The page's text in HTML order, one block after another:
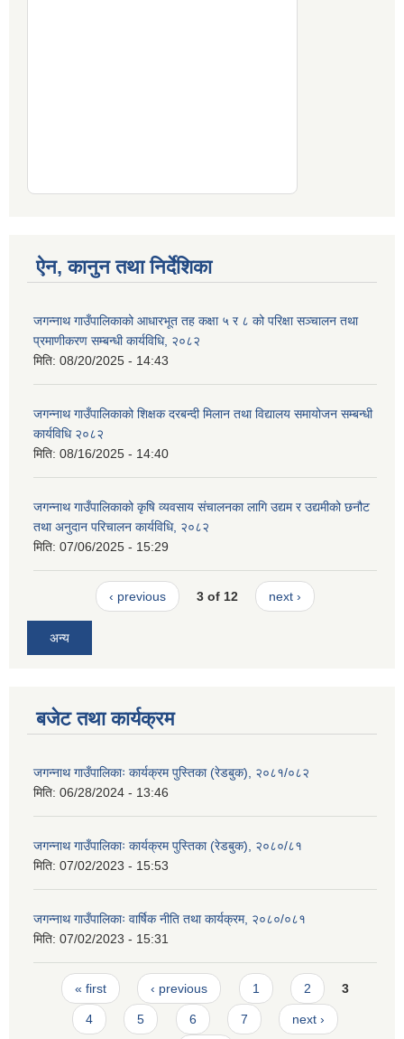
ऐन, कानुन तथा निर्देशिका
जगन्नाथ गाउँपालिकाको आधारभूत तह कक्षा ५ र ८ को परिक्षा सञ्चालन तथा
प्रमाणीकरण सम्बन्धी कार्यविधि, २०८२
मिति: 08/20/2025 - 14:43
जगन्नाथ गाउँपालिकाको शिक्षक दरबन्दी मिलान तथा विद्यालय समायोजन सम्बन्धी
कार्यविधि २०८२
मिति: 08/16/2025 - 14:40
जगन्नाथ गाउँपालिकाको क‍ृषि व्यवसाय संचालनका लागि उद्यम र उद्यमीको छनौट
तथा अनुदान परिचालन कार्यविधि, २०८२
मिति: 07/06/2025 - 15:29
‹ previous 3 of 12 next ›
अन्य
बजेट तथा कार्यक्रम
जगन्नाथ गाउँपालिकाः कार्यक्रम पुस्तिका (रेडबुक), २०८१/०८२
मिति: 06/28/2024 - 13:46
जगन्नाथ गाउँपालिकाः कार्यक्रम पुस्तिका (रेडबुक), २०८०/८१
मिति: 07/02/2023 - 15:53
जगन्नाथ गाउँपालिकाः वार्षिक नीति तथा कार्यक्रम, २०८०/०८१
मिति: 07/02/2023 - 15:31
Pages
« first ‹ previous 1 2 3
4 5 6 7 next ›